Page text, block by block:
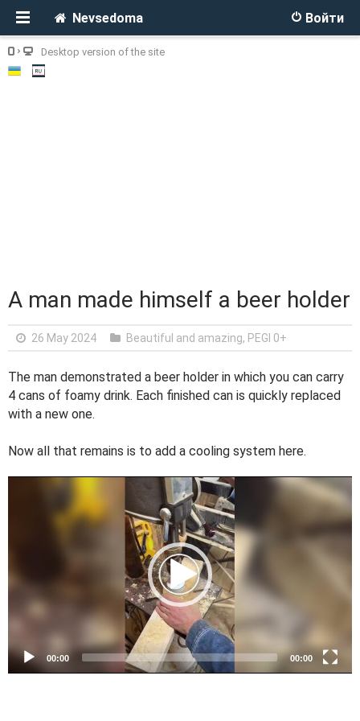
Войти
Nevsedoma
Desktop version of the site
A man made himself a beer holder
26 May 2024 Beautiful and amazing, PEGI 0+
The man demonstrated a beer holder in which you can carry
4 cans of foamy drink. Each finished can is quickly replaced
with a new one.
Now all that remains is to add a cooling system here.
P
a
e
r
00:00 00:00